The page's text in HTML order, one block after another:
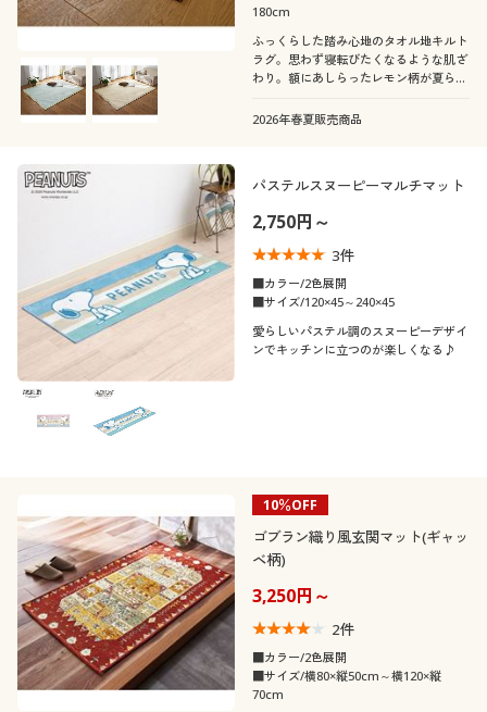
180cm
ふっくらした踏み心地のタオル地キルト
ラグ。思わず寝転びたくなるような肌ざ
わり。額にあしらったレモン柄が夏らし
2026年春夏販売商品
パステルスヌーピーマルチマット
2,750円～
3件
■カラー/2色展開
■サイズ/120×45～240×45
愛らしいパステル調のスヌーピーデザイ
ンでキッチンに立つのが楽しくなる♪
10％OFF
ゴブラン織り風玄関マット(ギャッ
ベ柄)
3,250円～
2件
■カラー/2色展開
■サイズ/横80×縦50cm～横120×縦
70cm